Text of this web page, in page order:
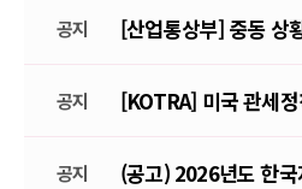
공지 [산업통상부] 중동 상
공지 [KOTRA] 미국 관세
공지 (공고) 2026년도 한